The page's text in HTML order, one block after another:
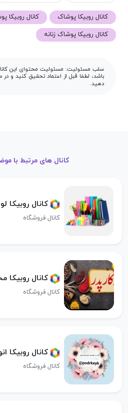
کانال روبیکا پوشاک
کانال روبیکا
کانال روبیکا پوشاک زنانه
سلب مسئولیت: مسئولیت محتوای این
باشد، لطفا قبل از اعتماد تحقیق کنید و
دهید.
کانال های مرتبط با
کانال روبیکا
کانال فروشگاه
کانال روبیکا
کانال فروشگاه
کانال روبیکا
کانال فروشگاه